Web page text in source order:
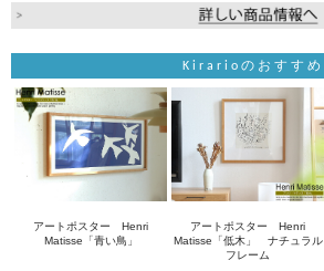
Kirarioのおすすめ
アートポスター Henri
Matisse「青い鳥」
アートポスター Henri
Matisse「低木」 ナチュラル
フレーム